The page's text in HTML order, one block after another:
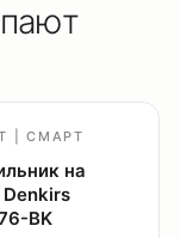
| СМАРТ
на
BK